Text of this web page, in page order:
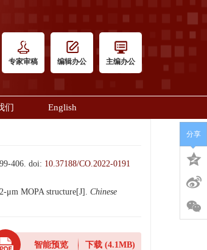
专家审稿 编辑办公 主编办公
们 English
406. doi: 10.37188/CO.2022-0191
μm MOPA structure[J]. Chinese
智能预览 下载 (4.1MB)
分享